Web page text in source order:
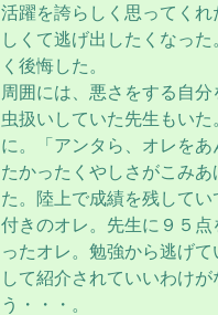
活躍を誇らしく思ってく
しくて逃げ出したくなっ
く後悔した。
周囲には、悪さをする自
虫扱いしていた先生もい
に。「アンタら、オレを
たかったくやしさがこみ
た。陸上で成績を残して
付きのオレ。先生に９５
ったオレ。勉強から逃げ
して紹介されていいわけ
う・・・。